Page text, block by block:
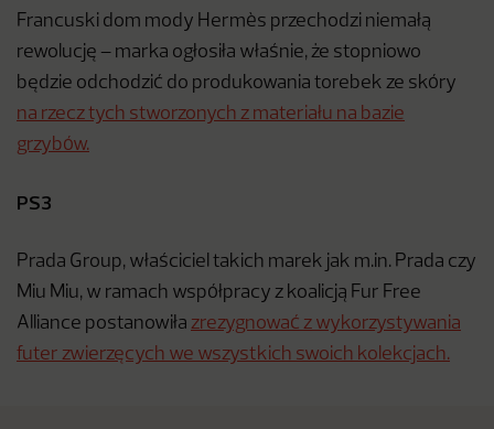
Francuski dom mody Hermès przechodzi niemałą
rewolucję – marka ogłosiła właśnie, że stopniowo
będzie odchodzić do produkowania torebek ze skóry
na rzecz tych stworzonych z materiału na bazie
grzybów.
PS3
Prada Group, właściciel takich marek jak m.in. Prada czy
Miu Miu, w ramach współpracy z koalicją Fur Free
Alliance postanowiła zrezygnować z wykorzystywania
futer zwierzęcych we wszystkich swoich kolekcjach.